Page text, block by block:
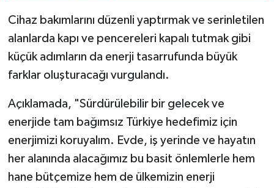
Cihaz bakımlarını düzenli yaptırmak ve serinletilen
alanlarda kapı ve pencereleri kapalı tutmak gibi
küçük adımların da enerji tasarrufunda büyük
farklar oluşturacağı vurgulandı.
Açıklamada, "Sürdürülebilir bir gelecek ve
enerjide tam bağımsız Türkiye hedefimiz için
enerjimizi koruyalım. Evde, iş yerinde ve hayatın
her alanında alacağımız bu basit önlemlerle hem
hane bütçemize hem de ülkemizin enerji